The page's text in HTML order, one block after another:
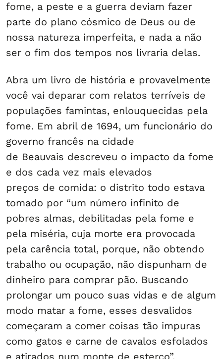
fome, a peste e a guerra deviam fazer
parte do plano cósmico de Deus ou de
nossa natureza imperfeita, e nada a não
ser o fim dos tempos nos livraria delas.
Abra um livro de história e provavelmente
você vai deparar com relatos terríveis de
populações famintas, enlouquecidas pela
fome. Em abril de 1694, um funcionário do
governo francês na cidade
de Beauvais descreveu o impacto da fome
e dos cada vez mais elevados
preços de comida: o distrito todo estava
tomado por “um número infinito de
pobres almas, debilitadas pela fome e
pela miséria, cuja morte era provocada
pela carência total, porque, não obtendo
trabalho ou ocupação, não dispunham de
dinheiro para comprar pão. Buscando
prolongar um pouco suas vidas e de algum
modo matar a fome, esses desvalidos
começaram a comer coisas tão impuras
como gatos e carne de cavalos esfolados